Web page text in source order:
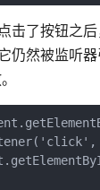
击了按钮之
仍然被监听